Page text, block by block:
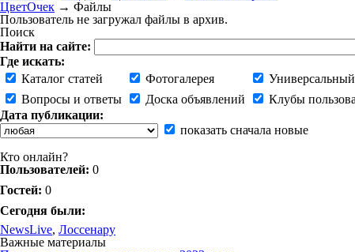
ЦветOчек → Файлы
Пользователь не загружал файлы в архив.
Поиск
Найти на сайте:
Где искать:
Каталог статей
Фотогалерея Универсальный
Вопросы и ответы
Доска объявлений
Клубы
Дата публикации:
показать сначала новые
Кто онлайн?
Пользователей: 0
Гостей: 0
Сегодня были:
NewsLive, Лоссенару
Важные материалы